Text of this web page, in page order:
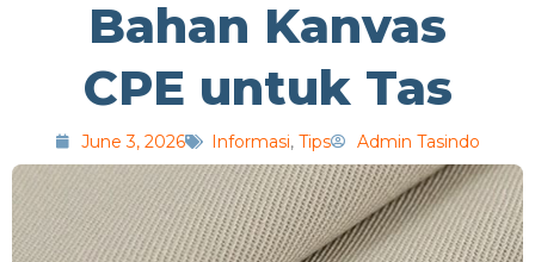
Bahan Kanvas
CPE untuk Tas
June 3, 2026 Informasi, Tips Admin Tasindo